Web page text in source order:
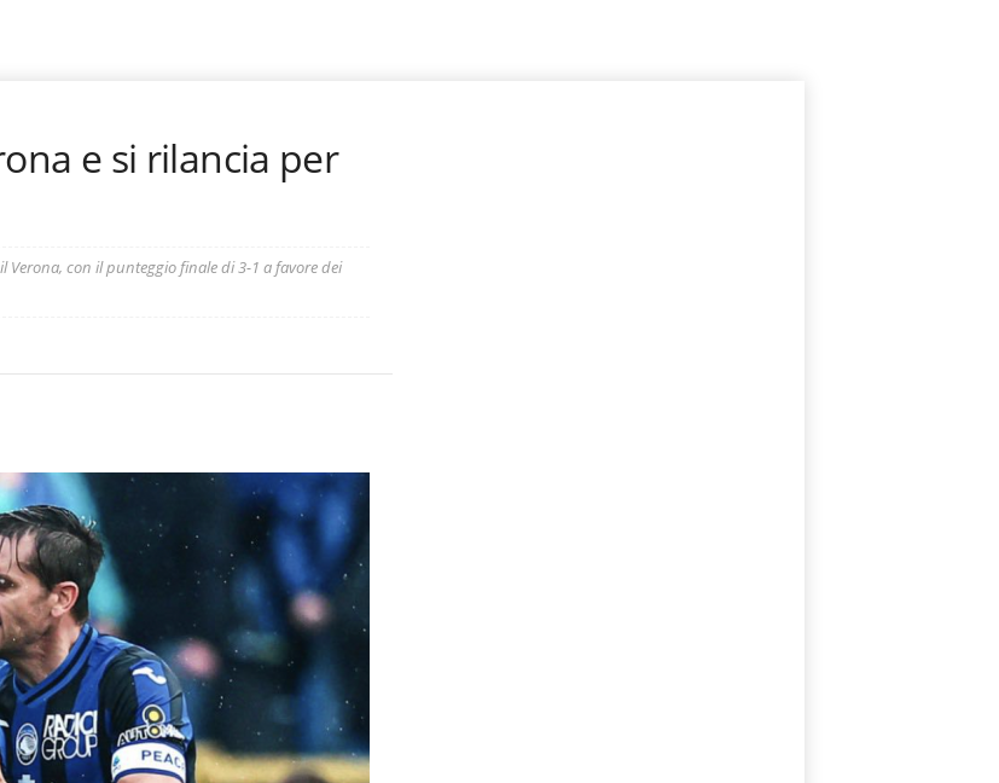
e si rilancia per
con il punteggio finale di 3-1 a favore dei